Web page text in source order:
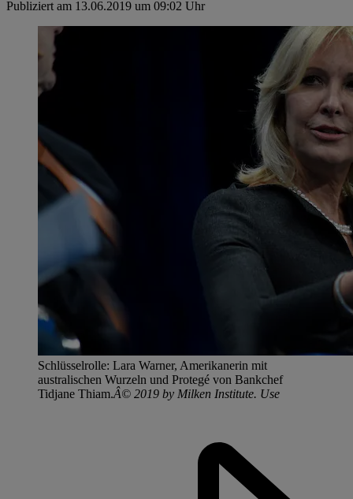
Publiziert am 13.06.2019 um 09:02 Uhr
Schlüsselrolle: Lara Warner, Amerikanerin mit
australischen Wurzeln und Protegé von Bankchef
Tidjane Thiam.Â© 2019 by Milken Institute. Use